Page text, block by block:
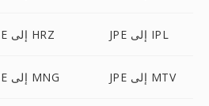
JPE إلى HRZ JPE إلى IPL
JPE إلى MNG JPE إلى MTV